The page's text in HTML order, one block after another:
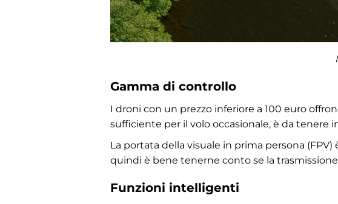
Gamma di controllo
I droni con un prezzo inferiore a 100 euro
sufficiente per il volo occasionale, è da tenere
La portata della visuale in prima persona
quindi è bene tenerne conto se la
Funzioni intelligenti